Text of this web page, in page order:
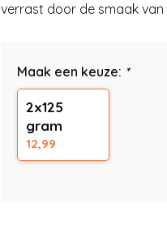
verrast door de smaak van
Maak een keuze: *
2x125
gram
12,99